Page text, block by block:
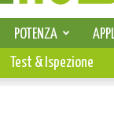
SELEZIONE DI
POTENZA
PCBTest & Ispezione